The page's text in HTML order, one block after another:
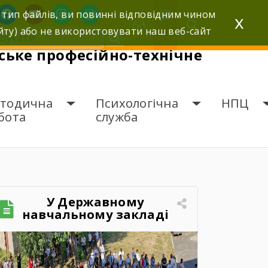
youtubeinstagramwordpress
професійно-технічне
Психологічна
служба
НПЦ
У Державному
навчальному закладі
«Шумське професійно-
технічне училище»
відбувся зворушливий
випускний захід – 2026
файлів, ви повинні відповідним чином
або не використовувати наш веб-сайт
x